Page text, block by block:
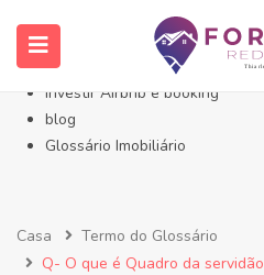
Início- Imóveis Fortaleza Eusébio
Imóveis em Fortaleza
Imóveis no Eusébio
Investir Airbnb e booking
blog
Glossário Imobiliário
Casa
Termo do Glossário
Q- O que é Quadro da